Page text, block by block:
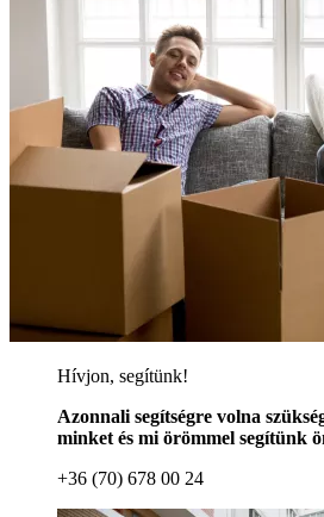
Hívjon, segítünk!
Azonnali segítségre volna
minket és mi örömmel segítünk
+36 (70) 678 00 24